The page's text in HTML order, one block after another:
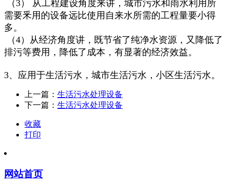
（3） 从工程建设角度来讲，城市污水和雨水利用所
需要釆用的设备远比使用自来水所需的工程量要小得
多。
（4）从经济角度讲，既节省了纯净水资源，又降低了
排污等费用，降低了成本，有显著的经济效益。
3、应用于生活污水，城市生活污水，小区生活污水。
上一篇： 生活污水处理设备
下一篇： 生活污水处理设备
收藏
打印
网站首页